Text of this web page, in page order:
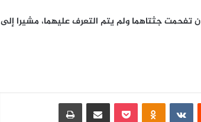
جثتاهما ولم يتم التعرف عليهما، مشيرا إلى
بوكيت مشاركة عبر البريد